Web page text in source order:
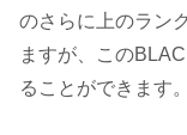
のさらに上のラン
ますが、この
ることができます。